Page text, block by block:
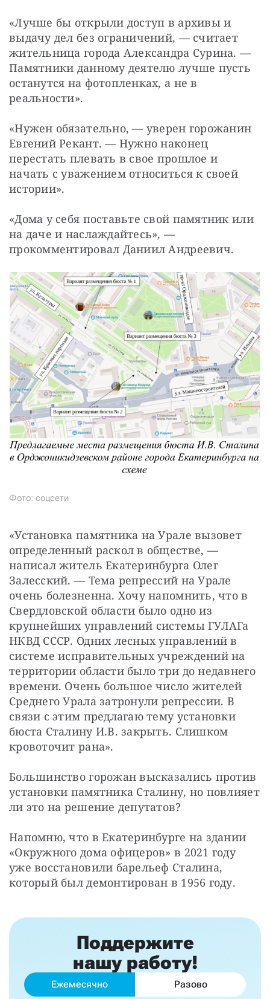
«Лучше бы открыли доступ в архивы и
выдачу дел без ограничений, — считает
жительница города Александра Сурина. —
Памятники данному деятелю лучше пусть
останутся на фотопленках, а не в
реальности».
«Нужен обязательно, — уверен горожанин
Евгений Рекант. — Нужно наконец
перестать плевать в свое прошлое и
начать с уважением относиться к своей
истории».
«Дома у себя поставьте свой памятник или
на даче и наслаждайтесь», —
прокомментировал Даниил Андреевич.
Фото: соцсети
«Установка памятника на Урале вызовет
определенный раскол в обществе, —
написал житель Екатеринбурга Олег
Залесский. — Тема репрессий на Урале
очень болезненна. Хочу напомнить, что в
Свердловской области было одно из
крупнейших управлений системы ГУЛАГа
НКВД СССР. Одних лесных управлений в
системе исправительных учреждений на
территории области было три до недавнего
времени. Очень большое число жителей
Среднего Урала затронули репрессии. В
связи с этим предлагаю тему установки
бюста Сталину И.В. закрыть. Слишком
кровоточит рана».
Большинство горожан высказались против
установки памятника Сталину, но повлияет
ли это на решение депутатов?
Напомню, что в Екатеринбурге на здании
«Окружного дома офицеров» в 2021 году
уже восстановили барельеф Сталина,
который был демонтирован в 1956 году.
Поддержите
нашу работу!
Ежемесячно Разово